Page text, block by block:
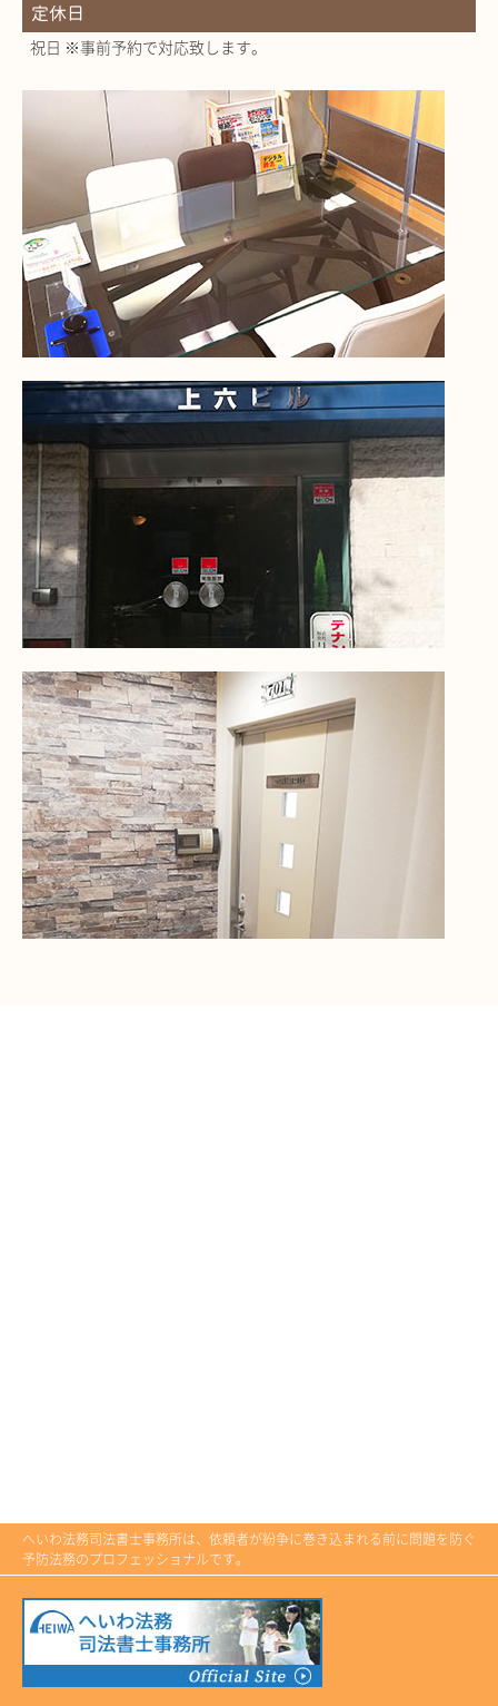
定休日
祝日 ※事前予約で対応致します。
へいわ法務司法書士事務所は、依頼者が紛争に巻き込まれる前に問題を防ぐ
予防法務のプロフェッショナルです。